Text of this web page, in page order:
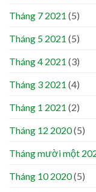
Tháng 7 2021 (5)
Tháng 5 2021 (5)
Tháng 4 2021 (3)
Tháng 3 2021 (4)
Tháng 1 2021 (2)
Tháng 12 2020(5)
Tháng mười một
Tháng 10 2020(5)